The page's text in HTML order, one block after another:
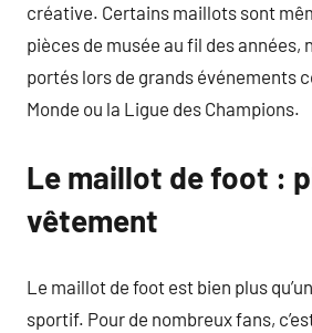
créative. Certains maillots sont
pièces de musée au fil des années,
portés lors de grands événements
Monde ou la Ligue des Champions.
Le maillot de foot :
vêtement
Le maillot de foot est bien plus
sportif. Pour de nombreux fans,